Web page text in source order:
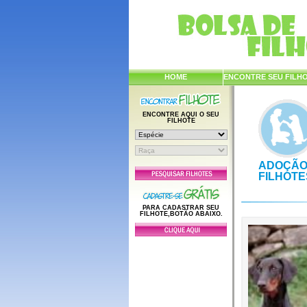
HOME ENCONTRE SEU
ENCONTRE AQUI O SEU
FILHOTE
PARA CADASTRAR SEU
FILHOTE,BOTÃO ABAIXO.